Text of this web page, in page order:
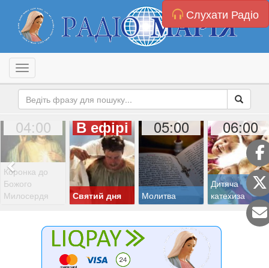
Слухати Радіо
Toggle navigation
04:00
Коронка до
Божого
Милосердя
В ефірі
Святий дня
05:00
Молитва
06:00
Дитяча
катехиза